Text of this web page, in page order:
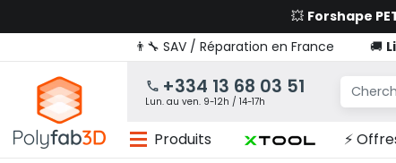
💥 Forshape
👨‍🔧 SAV / Réparation en France
🚚
+334 13 68 03 51
Lun. au ven. 9-12h / 14-17h
Produits ⚡